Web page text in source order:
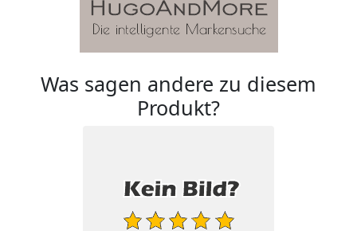
Was sagen andere zu diesem
Produkt?